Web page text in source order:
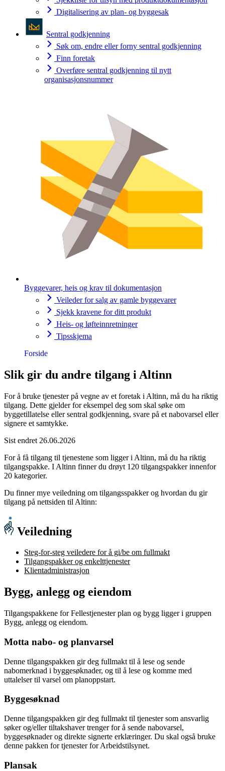
Digitalisering av plan- og byggesak
Sentral godkjenning
Søk om, endre eller forny sentral godkjenning
Finn foretak
Overføre sentral godkjenning til nytt
organisasjonsnummer
Byggevarer, heis og krav til dokumentasjon
Veileder for salg av gamle byggevarer
Sjekk kravene for ditt produkt
Heis- og løfteinnretninger
Tipsskjema
Forside
Slik gir du andre tilgang i Altinn
For å bruke tjenester på vegne av et foretak i Altinn, må du ha riktig
tilgang. Dette gjelder for eksempel deg som skal søke om
byggetillatelse eller sentral godkjenning, svare på et nabovarsel eller
signere et samtykke.
Sist endret 26.06.2026
For å få tilgang til tjenestene som ligger i Altinn, må du ha riktig
tilgangspakke. I Altinn finner du drøyt 120 tilgangspakker innenfor
20 kategorier.
Du finner mye veiledning om tilgangsspakker og hvordan du gir
tilgang på nettsiden til Altinn:
Veiledning
Steg-for-steg veiledere for å gi/be om fullmakt
Tilgangspakker og enkelttjenester
Klientadministrasjon
Bygg, anlegg og eiendom
Tilgangspakkene for Fellestjenester plan og bygg ligger i gruppen
Bygg, anlegg og eiendom.
Motta nabo- og planvarsel
Denne tilgangspakken gir deg fullmakt til å lese og sende
nabomerknad i byggesøknader, og til å lese og komme med
uttalelser til varsel om planoppstart.
Byggesøknad
Denne tilgangspakken gir deg fullmakt til tjenester som ansvarlig
søker og/eller tiltakshaver trenger for å sende nabovarsel,
byggesøknader og direkte signerte erklæringer. Du skal også bruke
denne pakken for tjenester for Arbeidstilsynet.
Plansak